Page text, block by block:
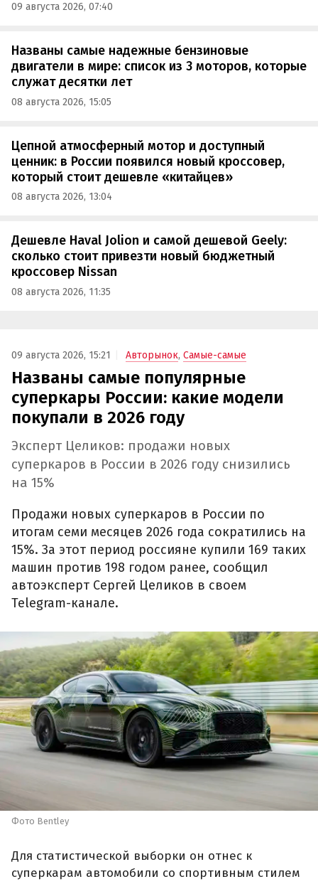
09 августа 2026, 07:40
Названы самые надежные бензиновые
двигатели в мире: список из 3 моторов, которые
служат десятки лет
08 августа 2026, 15:05
Цепной атмосферный мотор и доступный
ценник: в России появился новый кроссовер,
который стоит дешевле «китайцев»
08 августа 2026, 13:04
Дешевле Haval Jolion и самой дешевой Geely:
сколько стоит привезти новый бюджетный
кроссовер Nissan
08 августа 2026, 11:35
09 августа 2026, 15:21 Авторынок, Самые-самые
Названы самые популярные
суперкары России: какие модели
покупали в 2026 году
Эксперт Целиков: продажи новых
суперкаров в России в 2026 году снизились
на 15%
Продажи новых суперкаров в России по
итогам семи месяцев 2026 года сократились на
15%. За этот период россияне купили 169 таких
машин против 198 годом ранее, сообщил
автоэксперт Сергей Целиков в своем
Telegram-канале.
Фото Bentley
Для статистической выборки он отнес к
суперкарам автомобили со спортивным стилем